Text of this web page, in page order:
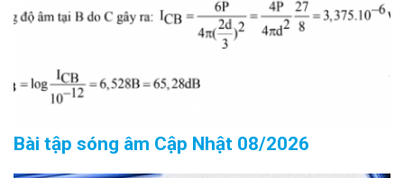
Bài tập sóng âm Cập Nhật 08/2026